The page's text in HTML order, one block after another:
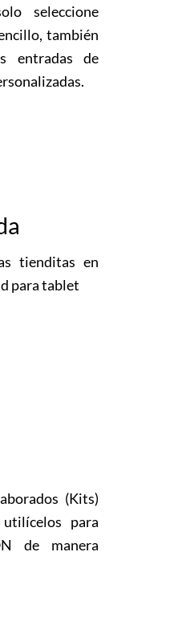
seleccione
también
entradas de
tienditas en
para tablet
(Kits)
para
de manera